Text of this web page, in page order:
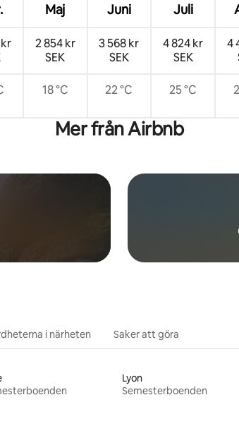
Maj Juni Juli
2 854 kr
SEK
3 568 kr
SEK
4 824 kr
SEK
4
18 °C 22 °C 25 °C
Mer från Airbnb
i närheten Saker att göra
Lyon
Semesterboenden